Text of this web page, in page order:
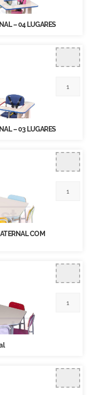
– 04 LUGARES
– 03 LUGARES
COM